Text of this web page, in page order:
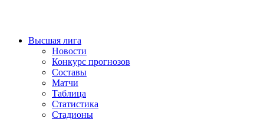
Высшая лига
Новости
Конкурс прогнозов
Составы
Матчи
Таблица
Статистика
Стадионы